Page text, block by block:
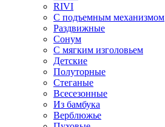
RIVI
С подъемным механизмом
Раздвижные
Сонум
С мягким изголовьем
Детские
Полуторные
Стеганые
Всесезонные
Из бамбука
Верблюжье